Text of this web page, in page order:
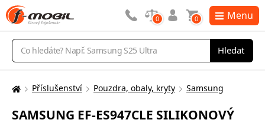
Vyhledávání
Hledat
0 0 Menu
Zde
nacházíte:
Příslušenství Pouzdra, obaly, kryty Samsung
SAMSUNG EF-ES947CLE SILIKONOVÝ